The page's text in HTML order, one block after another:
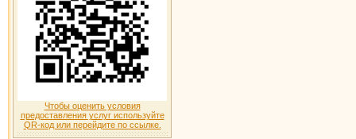
Чтобы оценить условия
предоставления услуг используйте
QR-код или перейдите по ссылке.